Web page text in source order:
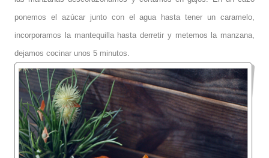
ponemos el azúcar junto con el agua hasta tener un caramelo,
incorporamos la mantequilla hasta derretir y metemos la manzana,
dejamos cocinar unos 5 minutos.